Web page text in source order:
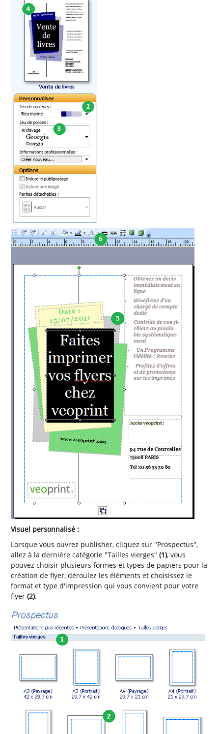
Visuel personnalisé :
Lorsque vous ouvrez publisher, cliquez sur "Prospectus",
allez à la dernière catégorie "Tailles vierges"(1), vous
pouvez choisir plusieurs formes et types de papiers pour la
création de flyer, déroulez les éléments et choisissez le
format et type d'impression qui vous convient pour votre
flyer(2).